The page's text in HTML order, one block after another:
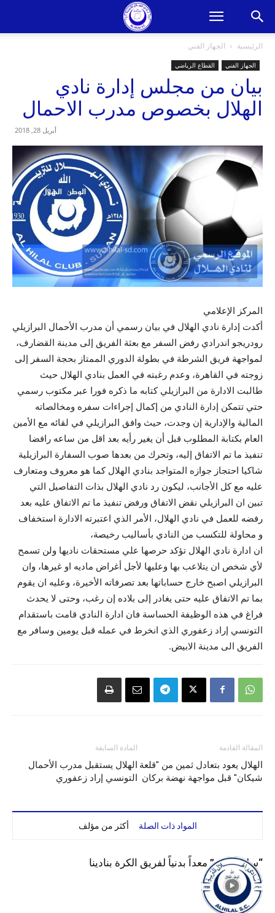
الرئيسية الجهاز الفني
الجهاز الفني القطاع الرياضي
بيان من مجلس إدارة نادي
الهلال بخصوص مدرب الاحمال
أبريل 28, 2018
المركز الإعلامي
أكدت إدارة نادي الهلال في بيان رسمي أن مدرب الأحمال البرازيلي
رودريجو اندرادي رفض السفر مع بعثة الفريق إلى مدينة القضارف،
لمواجهة فريق الشرطة في بطولة الدوري الممتاز بحجة السفر إلى
زوجته في القاهرة، وعدم رغبته في العمل بنادي الهلال حيث
طالبت الادارة من البرازيلي كتابه ما ذكره فورا عبر مكتوب رسمي
حتي تتمكن إدارة النادي من إكمال إجراءات سفره ومخالصاته
المالية والإدارية إن وجدت، حيث وافق البرازيلي في لقائه مع الأمين
العام بكتابة المطلوب قبل أن يغير رأيه بعد اقل من ساعه رافضا
تنفيذ ما تم الاتفاق إليه، وتحرك من بعدها صوب السفارة البرازيلية
شاكيا احتجاز جوازه المتواجد بنادي الهلال كما هو معروف ومتعارف
عليه مع كل الأجانب، ليكون رد نادي الهلال بذات التفاصيل التي
تبين ان البرازيلي نقض الاتفاق ورفض تنفيذ ما تم الاتفاق عليه بعد
رفضه للعمل في نادي الهلال، الأمر الذي اعتبرته الادارة استخفاف
و محاولة للتكسب من النادي بأساليب رخيصة،
ان ادارة نادي الهلال تؤكد حرصها علي مستحقات ناديها ولن تسمح
لأي شخص ان يتلاعب بها وعليها لأجل أغراض ماديه او غيرها، وان
البرازيلي اصبح خارج حساباتها بعد تصرفاته الأخيرة، وعليه ان يقوم
بما تم الاتفاق عليه حتى يغادر إلى بلاده إن رغب، وحتى لا يحدث
فراغ في هذه الوظيفة الحساسة فان ادارة النادي قامت باستقدام
التونسي إراد زعفوري الذي انخرط في عمله قبل يومين وسافر مع
الفريق الى مدينة الابيض.
المادة السابقة
الهلال يستقبل مدرب الأحمال
التونسي إراد زعفوري
المقالة القادمة
الهلال يعود بتعادل ثمين من "قلعة
شيكان" قبل مواجهة نهضة بركان
المواد ذات الصلة أكثر من مؤلف
“سليم لبرق” معداً بدنياً لفريق الكرة بنادينا